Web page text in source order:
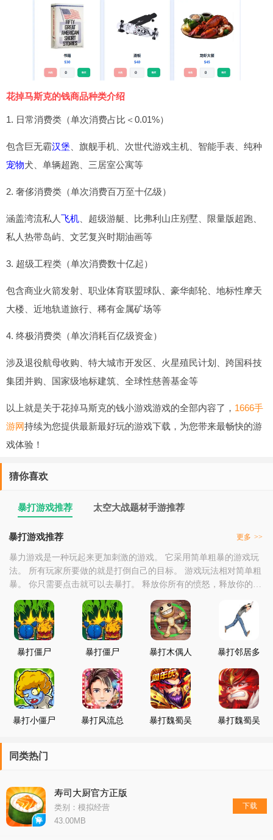
花掉马斯克的钱商品种类介绍
1. 日常消费类（单次消费占比＜0.01%）
包含巨无霸汉堡 、旗舰手机、次世代游戏主机、智能手表、纯种
宠物犬、单辆超跑、三居室公寓等
2. 奢侈消费类（单次消费百万至十亿级）
涵盖湾流私人飞机 、超级游艇、比弗利山庄别墅、限量版超跑、
私人热带岛屿、文艺复兴时期油画等
3. 超级工程类（单次消费数十亿起）
包含商业火箭发射、职业体育联盟球队、豪华邮轮、地标性摩天
大楼、近地轨道旅行、稀有金属矿场等
4. 终极消费类（单次消耗百亿级资金）
涉及退役航母收购、特大城市开发区、火星殖民计划、跨国科技
集团并购、国家级地标建筑、全球性慈善基金等
以上就是关于花掉马斯克的钱小游戏游戏的全部内容了， 1666手
游网持续为您提供最新最好玩的游戏下载，为您带来最畅快的游
戏体验！
猜你喜欢
暴打游戏推荐 太空大战题材手游推荐
暴打游戏推荐 更多 >>
暴力游戏是一种玩起来更加刺激的游戏。 它采用简单粗暴的游戏玩
法。 所有玩家所要做的就是打倒自己的目标。 游戏玩法相对简单粗
暴。 你只需要点击就可以去暴打。 释放你所有的愤怒，释放你的忧
下载。
暴打僵尸
暴打僵尸
暴打木偶人
暴打邻居多
暴打小僵尸
暴打风流总
暴打魏蜀吴
暴打魏蜀吴
同类热门
寿司大厨官方正版
类别：模拟经营
43.00MB
下载